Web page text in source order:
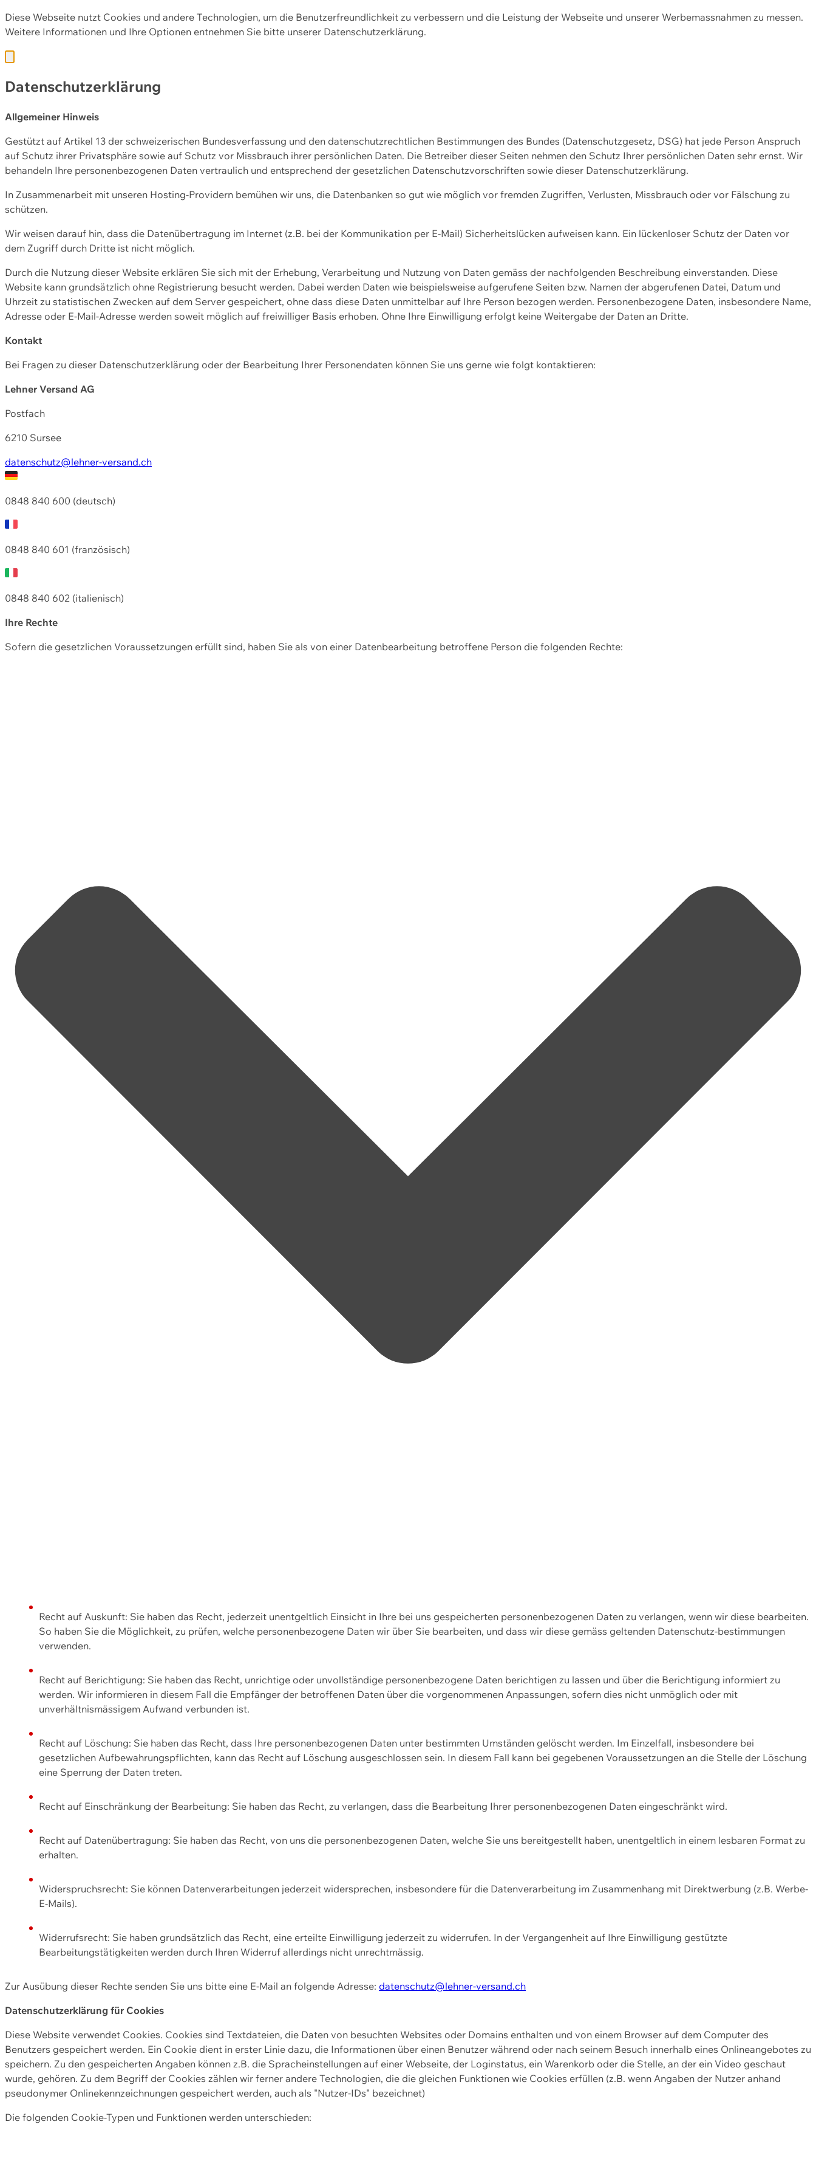
Diese Webseite nutzt Cookies und andere Technologien, um die Benutzerfreundlichkeit zu verbessern und die Leistung der Webseite und unserer Werbemassnahmen zu messen.
Weitere Informationen und Ihre Optionen entnehmen Sie bitte unserer Datenschutzerklärung.
Datenschutzerklärung
Allgemeiner Hinweis
Gestützt auf Artikel 13 der schweizerischen Bundesverfassung und den datenschutzrechtlichen Bestimmungen des Bundes (Datenschutzgesetz, DSG) hat jede Person Anspruch
auf Schutz ihrer Privatsphäre sowie auf Schutz vor Missbrauch ihrer persönlichen Daten. Die Betreiber dieser Seiten nehmen den Schutz Ihrer persönlichen Daten sehr ernst. Wir
behandeln Ihre personenbezogenen Daten vertraulich und entsprechend der gesetzlichen Datenschutzvorschriften sowie dieser Datenschutzerklärung.
In Zusammenarbeit mit unseren Hosting-Providern bemühen wir uns, die Datenbanken so gut wie möglich vor fremden Zugriffen, Verlusten, Missbrauch oder vor Fälschung zu
schützen.
Wir weisen darauf hin, dass die Datenübertragung im Internet (z.B. bei der Kommunikation per E-Mail) Sicherheitslücken aufweisen kann. Ein lückenloser Schutz der Daten vor
dem Zugriff durch Dritte ist nicht möglich.
Durch die Nutzung dieser Website erklären Sie sich mit der Erhebung, Verarbeitung und Nutzung von Daten gemäss der nachfolgenden Beschreibung einverstanden. Diese
Website kann grundsätzlich ohne Registrierung besucht werden. Dabei werden Daten wie beispielsweise aufgerufene Seiten bzw. Namen der abgerufenen Datei, Datum und
Uhrzeit zu statistischen Zwecken auf dem Server gespeichert, ohne dass diese Daten unmittelbar auf Ihre Person bezogen werden. Personenbezogene Daten, insbesondere Name,
Adresse oder E-Mail-Adresse werden soweit möglich auf freiwilliger Basis erhoben. Ohne Ihre Einwilligung erfolgt keine Weitergabe der Daten an Dritte.
Kontakt
Bei Fragen zu dieser Datenschutzerklärung oder der Bearbeitung Ihrer Personendaten können Sie uns gerne wie folgt kontaktieren:
Lehner Versand AG
Postfach
6210 Sursee
datenschutz@lehner-versand.ch
0848 840 600 (deutsch)
0848 840 601 (französisch)
0848 840 602 (italienisch)
Ihre Rechte
Sofern die gesetzlichen Voraussetzungen erfüllt sind, haben Sie als von einer Datenbearbeitung betroffene Person die folgenden Rechte:
Recht auf Auskunft: Sie haben das Recht, jederzeit unentgeltlich Einsicht in Ihre bei uns gespeicherten personenbezogenen Daten zu verlangen, wenn wir diese bearbeiten.
So haben Sie die Möglichkeit, zu prüfen, welche personenbezogene Daten wir über Sie bearbeiten, und dass wir diese gemäss geltenden Datenschutz-bestimmungen
verwenden.
Recht auf Berichtigung: Sie haben das Recht, unrichtige oder unvollständige personenbezogene Daten berichtigen zu lassen und über die Berichtigung informiert zu
werden. Wir informieren in diesem Fall die Empfänger der betroffenen Daten über die vorgenommenen Anpassungen, sofern dies nicht unmöglich oder mit
unverhältnismässigem Aufwand verbunden ist.
Recht auf Löschung: Sie haben das Recht, dass Ihre personenbezogenen Daten unter bestimmten Umständen gelöscht werden. Im Einzelfall, insbesondere bei
gesetzlichen Aufbewahrungspflichten, kann das Recht auf Löschung ausgeschlossen sein. In diesem Fall kann bei gegebenen Voraussetzungen an die Stelle der Löschung
eine Sperrung der Daten treten.
Recht auf Einschränkung der Bearbeitung: Sie haben das Recht, zu verlangen, dass die Bearbeitung Ihrer personenbezogenen Daten eingeschränkt wird.
Recht auf Datenübertragung: Sie haben das Recht, von uns die personenbezogenen Daten, welche Sie uns bereitgestellt haben, unentgeltlich in einem lesbaren Format zu
erhalten.
Widerspruchsrecht: Sie können Datenverarbeitungen jederzeit widersprechen, insbesondere für die Datenverarbeitung im Zusammenhang mit Direktwerbung (z.B. Werbe-
E-Mails).
Widerrufsrecht: Sie haben grundsätzlich das Recht, eine erteilte Einwilligung jederzeit zu widerrufen. In der Vergangenheit auf Ihre Einwilligung gestützte
Bearbeitungstätigkeiten werden durch Ihren Widerruf allerdings nicht unrechtmässig.
Zur Ausübung dieser Rechte senden Sie uns bitte eine E-Mail an folgende Adresse: datenschutz@lehner-versand.ch
Datenschutzerklärung für Cookies
Diese Website verwendet Cookies. Cookies sind Textdateien, die Daten von besuchten Websites oder Domains enthalten und von einem Browser auf dem Computer des
Benutzers gespeichert werden. Ein Cookie dient in erster Linie dazu, die Informationen über einen Benutzer während oder nach seinem Besuch innerhalb eines Onlineangebotes zu
speichern. Zu den gespeicherten Angaben können z.B. die Spracheinstellungen auf einer Webseite, der Loginstatus, ein Warenkorb oder die Stelle, an der ein Video geschaut
wurde, gehören. Zu dem Begriff der Cookies zählen wir ferner andere Technologien, die die gleichen Funktionen wie Cookies erfüllen (z.B. wenn Angaben der Nutzer anhand
pseudonymer Onlinekennzeichnungen gespeichert werden, auch als "Nutzer-IDs" bezeichnet)
Die folgenden Cookie-Typen und Funktionen werden unterschieden: